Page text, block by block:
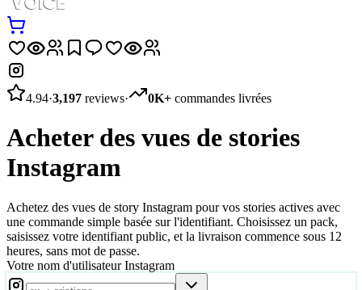
4.94·3,197 reviews· 0K+ commandes livrées
Acheter des vues de stories
Instagram
Achetez des vues de story Instagram pour vos stories actives avec
une commande simple basée sur l'identifiant. Choisissez un pack,
saisissez votre identifiant public, et la livraison commence sous 12
heures, sans mot de passe.
Votre nom d'utilisateur Instagram